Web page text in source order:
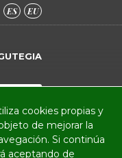
ES EU
cookies propias y
de mejorar la
Si continúa
aceptando de